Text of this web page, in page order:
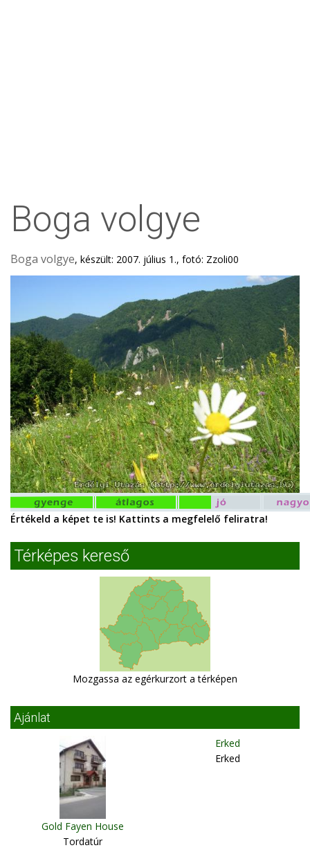
Boga volgye
Boga volgye, készült: 2007. július 1., fotó: Zzoli00
Értékeld a képet te is! Kattints a megfelelő feliratra!
Térképes kereső
Mozgassa az egérkurzort a térképen
Ajánlat
Gold Fayen House
Tordatúr
Erked
Erked